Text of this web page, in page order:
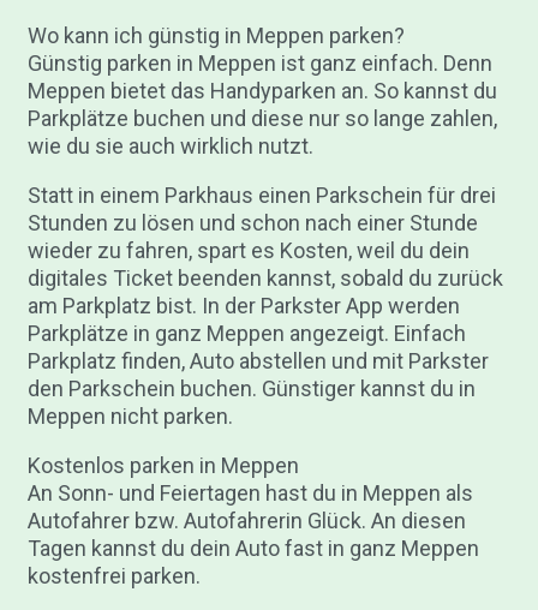
Wo kann ich günstig in Meppen parken?
Günstig parken in Meppen ist ganz einfach. Denn
Meppen bietet das Handyparken an. So kannst du
Parkplätze buchen und diese nur so lange zahlen,
wie du sie auch wirklich nutzt.
Statt in einem Parkhaus einen Parkschein für drei
Stunden zu lösen und schon nach einer Stunde
wieder zu fahren, spart es Kosten, weil du dein
digitales Ticket beenden kannst, sobald du zurück
am Parkplatz bist. In der Parkster App werden
Parkplätze in ganz Meppen angezeigt. Einfach
Parkplatz finden, Auto abstellen und mit Parkster
den Parkschein buchen. Günstiger kannst du in
Meppen nicht parken.
Kostenlos parken in Meppen
An Sonn- und Feiertagen hast du in Meppen als
Autofahrer bzw. Autofahrerin Glück. An diesen
Tagen kannst du dein Auto fast in ganz Meppen
kostenfrei parken.